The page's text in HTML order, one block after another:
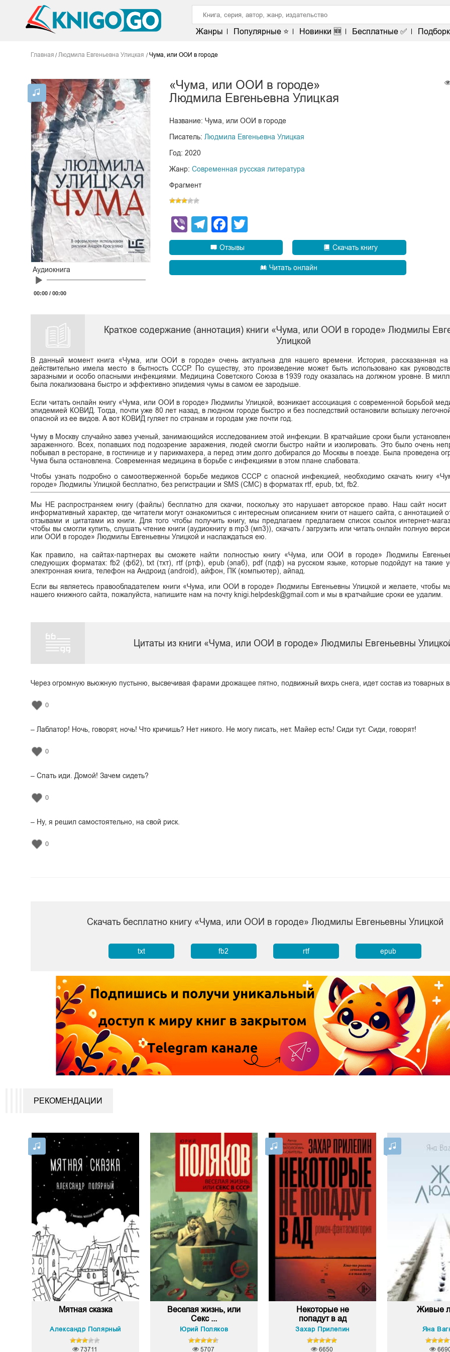
Жанры Популярные ⭐ Новинки 🆕 Бесплатные ✅
Главная Людмила Евгеньевна Улицкая Чума, или ООИ в городе
Аудиокнига
Audio
00:00 /00:00
«Чума, или ООИ в городе»
Людмила Евгеньевна Улицкая
Название: Чума, или ООИ в городе
Писатель: Людмила Евгеньевна Улицкая
Год: 2020
Жанр: Современная русская литература
Фрагмент
ViberTelegram
Facebook
Отзывы Скачать книгу
Читать онлайн
Краткое содержание (аннотация) книги «Чума, или ООИ в городе» Людмилы
Улицкой
В данный момент книга «Чума, или ООИ в городе» очень актуальна для нашего времени. История, рассказанная на
действительно имела место в бытность СССР. По существу, это произведение может быть использовано как
заразными и особо опасными инфекциями. Медицина Советского Союза в 1939 году оказалась на должном уровне. В
была локализована быстро и эффективно эпидемия чумы в самом ее зародыше.
Если читать онлайн книгу «Чума, или ООИ в городе» Людмилы Улицкой, возникает ассоциация с современной борьбой
эпидемией КОВИД. Тогда, почти уже 80 лет назад, в людном городе быстро и без последствий остановили вспышку
опасной из ее видов. А вот КОВИД гуляет по странам и городам уже почти год.
Чуму в Москву случайно завез ученый, занимающийся исследованием этой инфекции. В кратчайшие сроки были
зараженного. Всех, попавших под подозрение заражения, людей смогли быстро найти и изолировать. Это было очень
побывал в ресторане, в гостинице и у парикмахера, а перед этим долго добирался до Москвы в поезде. Была проведена
Чума была остановлена. Современная медицина в борьбе с инфекциями в этом плане слабовата.
Чтобы узнать подробно о самоотверженной борьбе медиков СССР с опасной инфекцией, необходимо скачать книгу
городе» Людмилы Улицкой бесплатно, без регистрации и SMS (СМС) в форматах rtf, epub, txt, fb2.
Мы НЕ распространяем книгу (файлы) бесплатно для скачки, поскольку это нарушает авторское право. Наш сайт носит
информативный характер, где читатели могут ознакомиться с интересным описанием книги от нашего сайта, с аннотацией
отзывами и цитатами из книги. Для того чтобы получить книгу, мы предлагаем предлагаем список ссылок интернет-
чтобы вы смогли купить, слушать чтение книги (аудиокнигу в mp3 (мп3)), скачать / загрузить или читать онлайн полную
или ООИ в городе» Людмилы Евгеньевны Улицкой и наслаждаться ею.
Как правило, на сайтах-партнерах вы сможете найти полностью книгу «Чума, или ООИ в городе» Людмилы
следующих форматах: fb2 (фб2), txt (тхт), rtf (ртф), epub (эпаб), pdf (пдф) на русском языке, которые подойдут на такие
электронная книга, телефон на Андроид (android), айфон, ПК (компьютер), айпад.
Если вы являетесь правообладателем книги «Чума, или ООИ в городе» Людмилы Евгеньевны Улицкой и желаете, чтобы
нашего книжного сайта, пожалуйста, напишите нам на почту knigi.helpdesk@gmail.com и мы в кратчайшие сроки ее удалим.
Цитаты из книги «Чума, или ООИ в городе» Людмилы Евгеньевны
Через огромную вьюжную пустыню, высвечивая фарами дрожащее пятно, подвижный вихрь снега, идет состав из товарных
0
– Лаблатор! Ночь, говорят, ночь! Что кричишь? Нет никого. Не могу писать, нет. Майер есть! Сиди тут. Сиди, говорят!
0
– Спать иди. Домой! Зачем сидеть?
0
– Ну, я решил самостоятельно, на свой риск.
0
Скачать бесплатно книгу «Чума, или ООИ в городе» Людмилы Евгеньевны Улицкой
txt fb2 rtf epub
РЕКОМЕНДАЦИИ
Мятная сказка
Александр Полярный
73711
Веселая жизнь, или
Секс ...
Юрий Поляков
5707
Некоторые не
попадут в ад
Захар Прилепин
6650
Живые
Яна